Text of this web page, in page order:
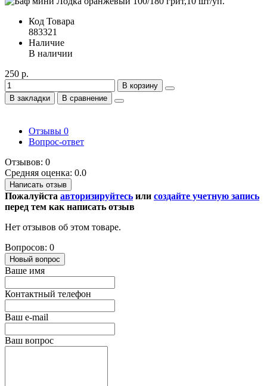
Код Товара
883321
Наличие
В наличии
250 р.
В корзину
В закладки
В сравнение
Отзывы 0
Вопрос-ответ
Отзывов: 0
Средняя оценка: 0.0
Написать отзыв
Пожалуйста авторизируйтесь или создайте учетную запись
перед тем как написать отзыв
Нет отзывов об этом товаре.
Вопросов: 0
Новый вопрос
Ваше имя
Контактный телефон
Ваш e-mail
Ваш вопрос